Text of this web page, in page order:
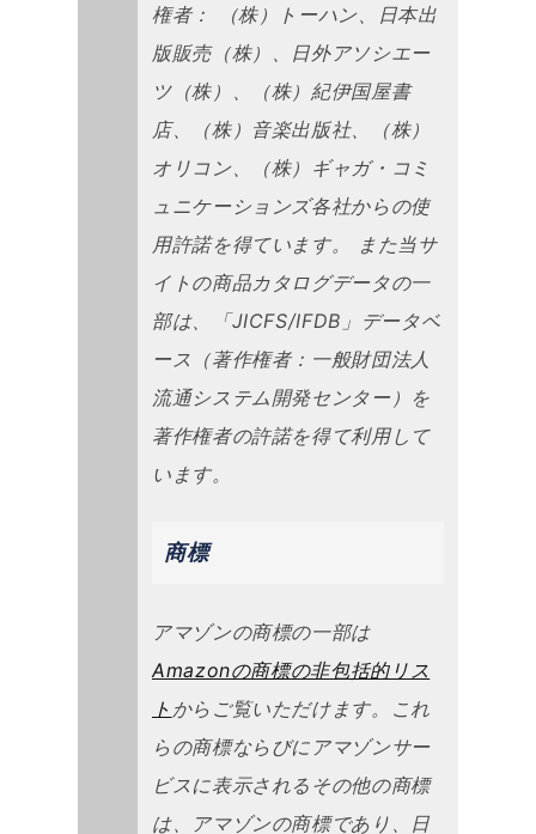
権者： （株）トーハン、日本出
版販売（株）、日外アソシエー
ツ（株）、（株）紀伊国屋書
店、（株）音楽出版社、（株）
オリコン、（株）ギャガ・コミ
ュニケーションズ各社からの使
用許諾を得ています。 また当サ
イトの商品カタログデータの一
部は、「JICFS/IFDB」データベ
ース（著作権者：一般財団法人
流通システム開発センター）を
著作権者の許諾を得て利用して
います。
商標
アマゾンの商標の一部は
Amazonの商標の非包括的リス
ト からご覧いただけます。これ
らの商標ならびにアマゾンサー
ビスに表示されるその他の商標
は、アマゾンの商標であり、日